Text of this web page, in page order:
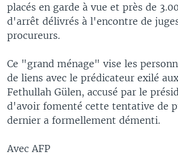
placés en garde à vue et près de
d'arrêt délivrés à l'encontre de
procureurs.
Ce "grand ménage" vise les
de liens avec le prédicateur exilé
Fethullah Gülen, accusé par le
d'avoir fomenté cette tentative de
dernier a formellement démenti.
Avec AFP